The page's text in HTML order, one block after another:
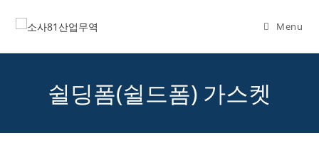
Menu
쉴딩폼(쉴드폼) 가스켓